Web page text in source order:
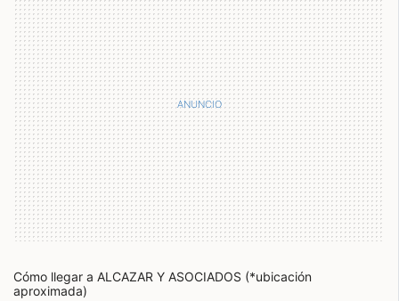
Cómo llegar a ALCAZAR Y ASOCIADOS (*ubicación
aproximada)